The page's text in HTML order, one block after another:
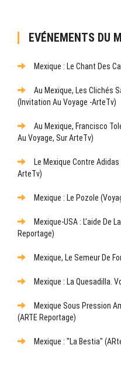
EVÉNEMENTS DU
Mexique : Le Chant Des
Au Mexique, Les Clichés
(Invitation Au Voyage -ArteTv)
Au Mexique, Francisco
Au Voyage, Sur ArteTv)
Le Mexique Contre
ArteTv)
Mexique : Le Pozole
Mexique-USA : L’aide De
Reportage)
Mexique, Le Semeur De
Mexique : La Quesadilla.
Mexique Sous Pression
(ARTE Reportage)
Mexique : "La Bestia"